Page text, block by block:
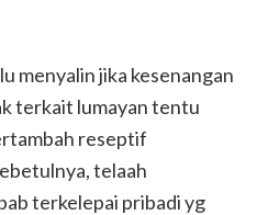
menyalin jika kesenangan
terkait lumayan tentu
reseptif
telaah
terkelepai pribadi yg